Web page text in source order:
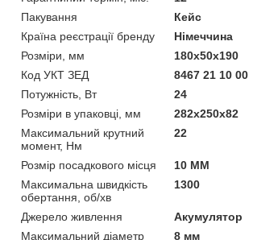
Пакування
Кейс
Країна реєстрації бренду
Німеччина
Розміри, мм
180x50x190
Код УКТ ЗЕД
8467 21 10 00
Потужність, Вт
24
Розміри в упаковці, мм
282х250х82
Максимальний крутний
момент, Нм
22
Розмір посадкового місця
10 ММ
Максимальна швидкість
обертання, об/хв
1300
Джерело живлення
Акумулятор
Максимальний діаметр
8 мм